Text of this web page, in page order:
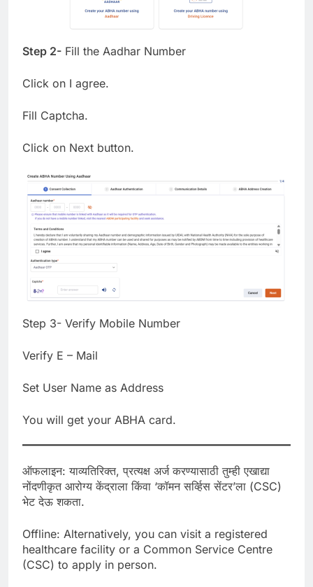
Step 2- Fill the Aadhar Number
Click on I agree.
Fill Captcha.
Click on Next button.
Step 3- Verify Mobile Number
Verify E – Mail
Set User Name as Address
You will get your ABHA card.
ऑफलाइन: याव्यतिरिक्त, प्रत्यक्ष अर्ज करण्यासाठी तुम्ही एखाद्या
नोंदणीकृत आरोग्य केंद्राला किंवा ‘कॉमन सर्व्हिस सेंटर’ला (CSC)
भेट देऊ शकता.
Offline: Alternatively, you can visit a registered
healthcare facility or a Common Service Centre
(CSC) to apply in person.